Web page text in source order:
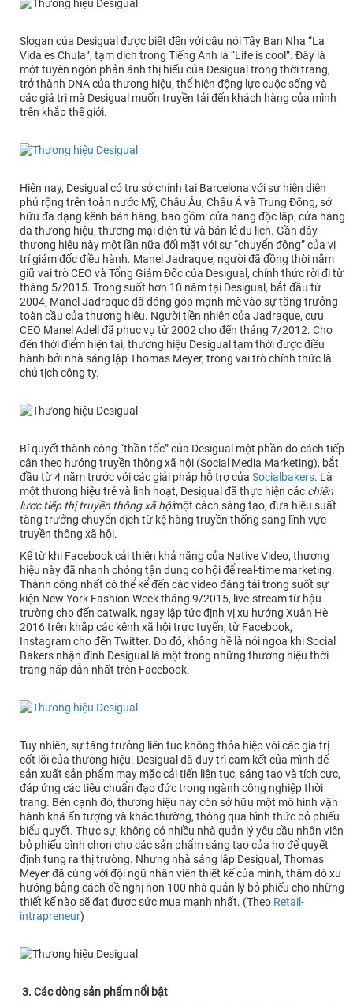
Slogan của Desigual được biết đến với câu nói Tây Ban Nha “La
Vida es Chula”, tạm dịch trong Tiếng Anh là “Life is cool”. Đây là
một tuyên ngôn phản ánh thị hiếu của Desigual trong thời trang,
trở thành DNA của thương hiệu, thể hiện động lực cuộc sống và
các giá trị mà Desigual muốn truyền tải đến khách hàng của mình
trên khắp thế giới.
Hiện nay, Desigual có trụ sở chính tại Barcelona với sự hiện diện
phủ rộng trên toàn nước Mỹ, Châu Âu, Châu Á và Trung Đông, sở
hữu đa dạng kênh bán hàng, bao gồm: cửa hàng độc lập, cửa hàng
đa thương hiệu, thương mại điện tử và bán lẻ du lịch. Gần đây
thương hiệu này một lần nữa đối mặt với sự “chuyển động” của vị
trí giám đốc điều hành. Manel Jadraque, người đã đồng thời nắm
giữ vai trò CEO và Tổng Giám Đốc của Desigual, chính thức rời đi từ
tháng 5/2015. Trong suốt hơn 10 năm tại Desigual, bắt đầu từ
2004, Manel Jadraque đã đóng góp mạnh mẽ vào sự tăng trưởng
toàn cầu của thương hiệu. Người tiền nhiên của Jadraque, cựu
CEO Manel Adell đã phục vụ từ 2002 cho đến tháng 7/2012. Cho
đến thời điểm hiện tại, thương hiệu Desigual tạm thời được điều
hành bởi nhà sáng lập Thomas Meyer, trong vai trò chính thức là
chủ tịch công ty.
Bí quyết thành công “thần tốc” của Desigual một phần do cách tiếp
cận theo hướng truyền thông xã hội (Social Media Marketing), bắt
đầu từ 4 năm trước với các giải pháp hỗ trợ của Socialbakers. Là
một thương hiệu trẻ và linh hoạt, Desigual đã thực hiện các chiến
lược tiếp thị truyền thông xã hộimột cách sáng tạo, đưa hiệu suất
tăng trưởng chuyển dịch từ kệ hàng truyền thống sang lĩnh vực
truyền thông xã hội.
Kể từ khi Facebook cải thiện khả năng của Native Video, thương
hiệu này đã nhanh chóng tận dụng cơ hội để real-time marketing.
Thành công nhất có thể kể đến các video đăng tải trong suốt sự
kiện New York Fashion Week tháng 9/2015, live-stream từ hậu
trường cho đến catwalk, ngay lập tức định vị xu hướng Xuân Hè
2016 trên khắp các kênh xã hội trực tuyến, từ Facebook,
Instagram cho đến Twitter. Do đó, không hề là nói ngoa khi Social
Bakers nhận định Desigual là một trong những thương hiệu thời
trang hấp dẫn nhất trên Facebook.
Tuy nhiên, sự tăng trưởng liên tục không thỏa hiệp với các giá trị
cốt lõi của thương hiệu. Desigual đã duy trì cam kết của mình để
sản xuất sản phẩm may mặc cải tiến liên tục, sáng tạo và tích cực,
đáp ứng các tiêu chuẩn đạo đức trong ngành công nghiệp thời
trang. Bên cạnh đó, thương hiệu này còn sở hữu một mô hình vận
hành khá ấn tượng và khác thường, thông qua hình thức bỏ phiếu
biểu quyết. Thực sự, không có nhiều nhà quản lý yêu cầu nhân viên
bỏ phiếu bình chọn cho các sản phẩm sáng tạo của họ để quyết
định tung ra thị trường. Nhưng nhà sáng lập Desigual, Thomas
Meyer đã cùng với đội ngũ nhân viên thiết kế của mình, thăm dò xu
hướng bằng cách đề nghị hơn 100 nhà quản lý bỏ phiếu cho những
thiết kế nào sẽ đạt được sức mua mạnh nhất. (Theo Retail-
intrapreneur)
3. Các dòng sản phẩm nổi bật